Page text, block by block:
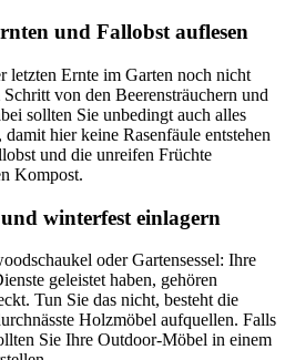
und Fallobst auflesen
letzten Ernte im Garten noch nicht
von den Beerensträuchern und
sollten Sie unbedingt auch alles
hier keine Rasenfäule entstehen
und die unreifen Früchte
Kompost.
winterfest einlagern
oder Gartensessel: Ihre
geleistet haben, gehören
Tun Sie das nicht, besteht die
Holzmöbel aufquellen. Falls
Sie Ihre Outdoor-Möbel in einem